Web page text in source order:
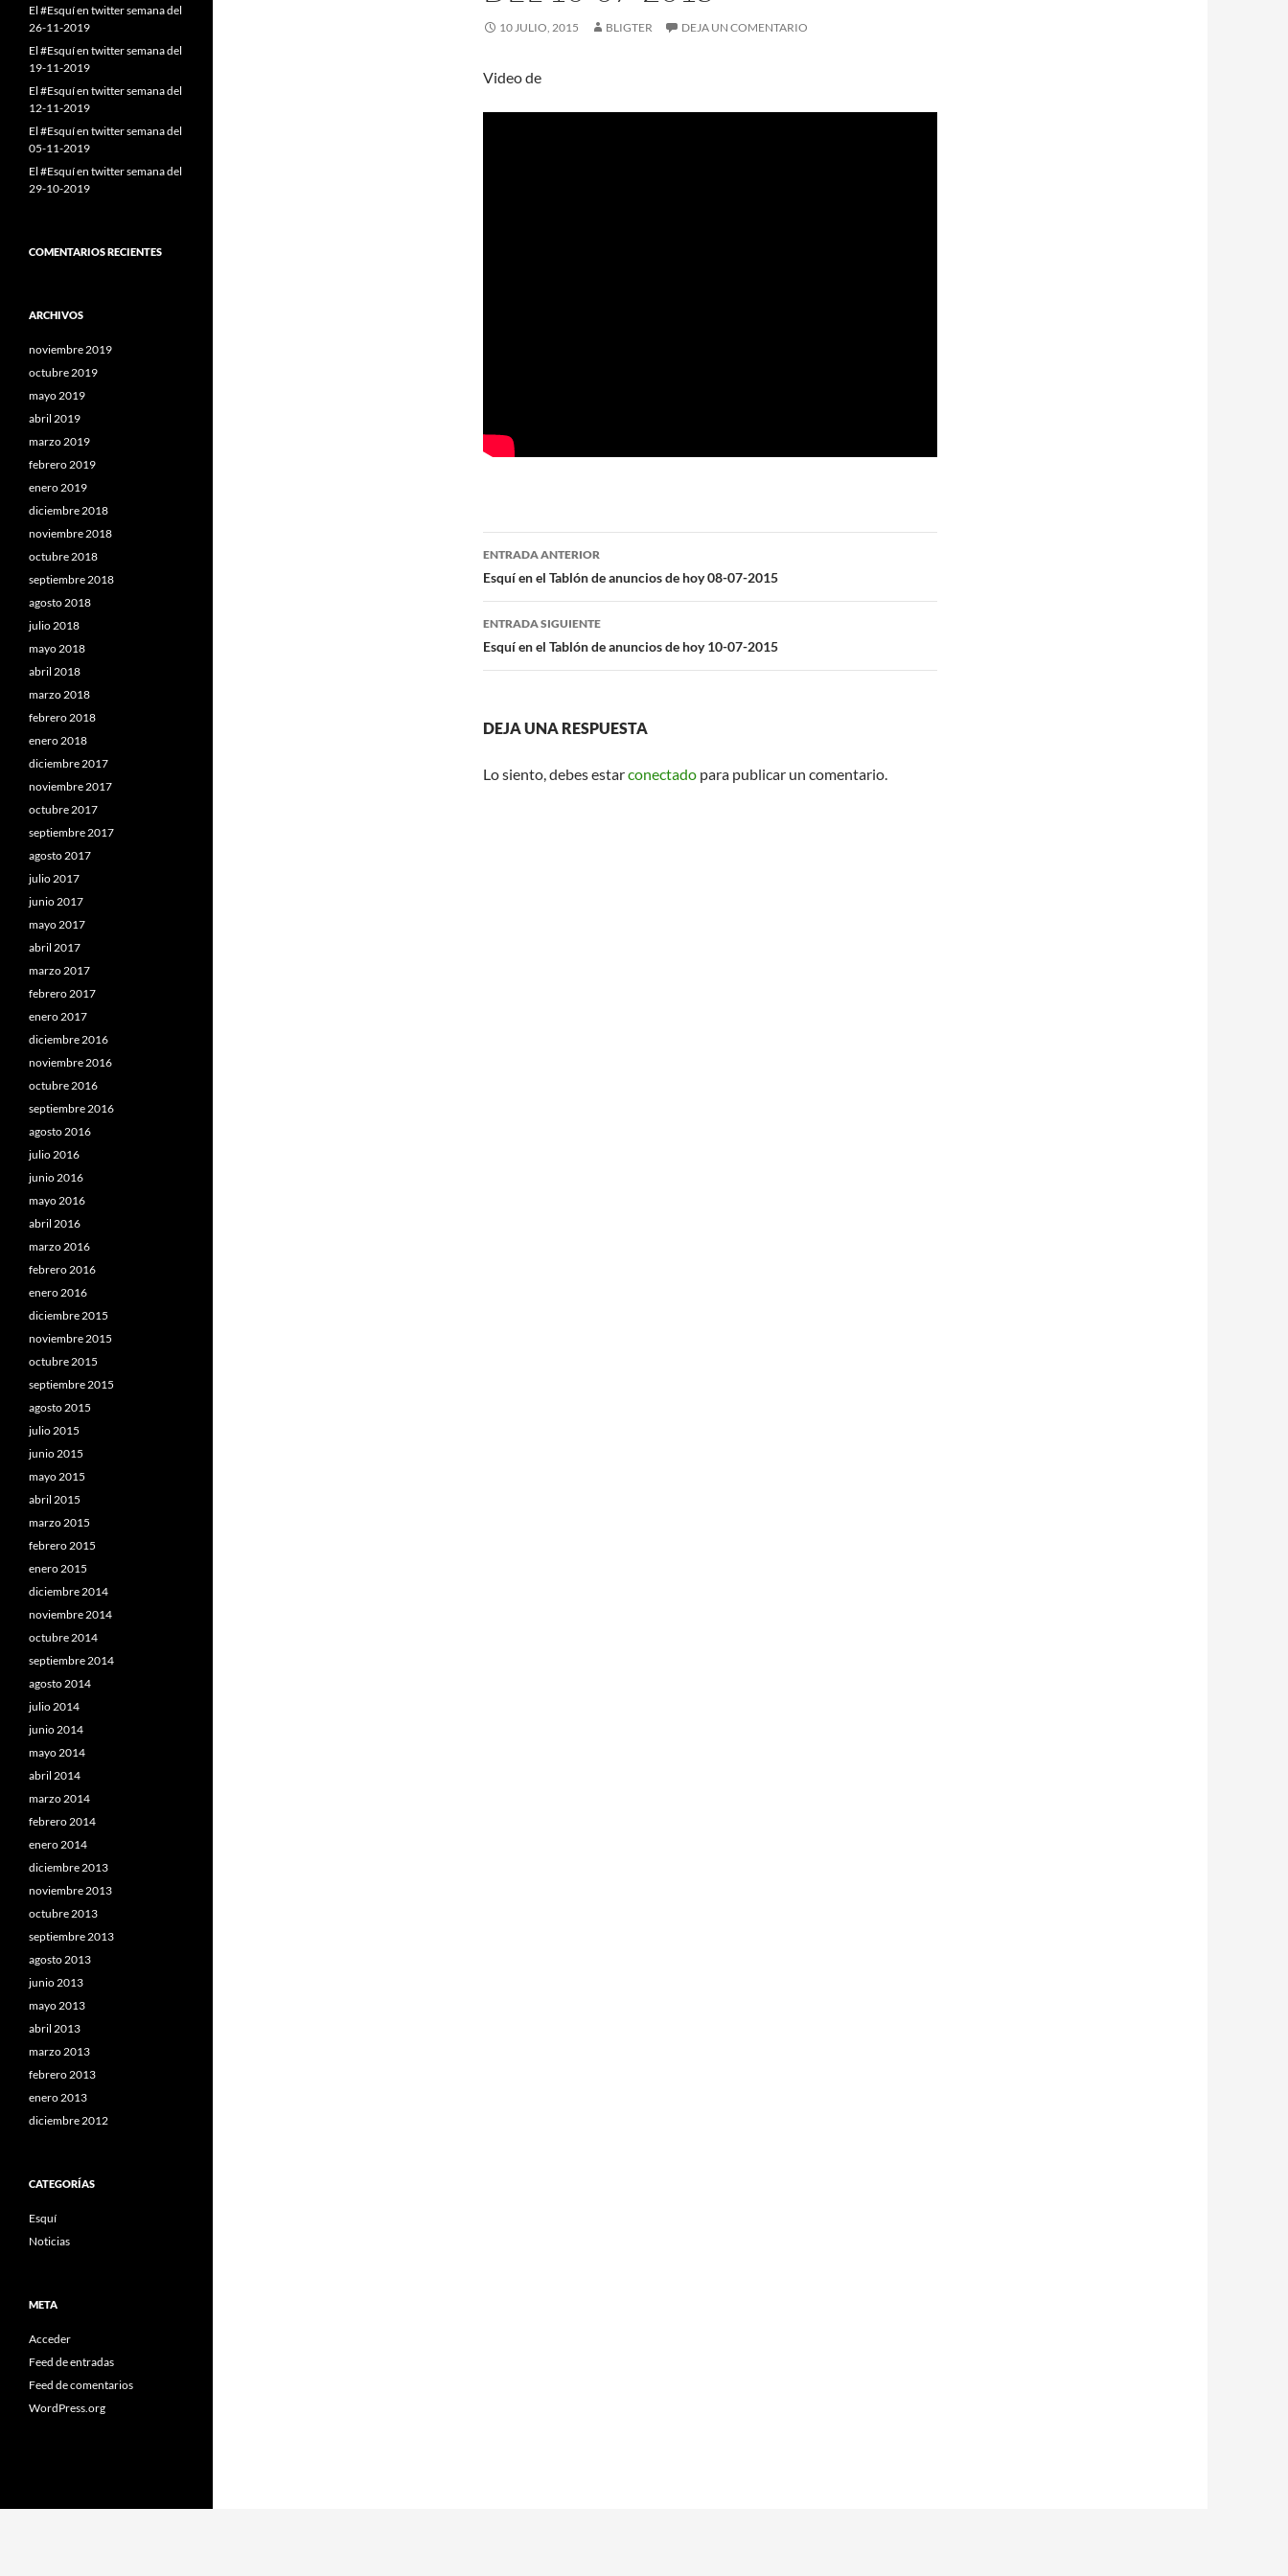
10 JULIO, 2015 BLIGTER DEJA UN COMENTARIO
Video de
Navegación
de
entradas
ENTRADA ANTERIOR
Esquí en el Tablón de anuncios de hoy 08-07-2015
ENTRADA SIGUIENTE
Esquí en el Tablón de anuncios de hoy 10-07-2015
DEJA UNA RESPUESTA
Lo siento, debes estarconectado para publicar un comentario.
El #Esquí en twitter semana del
26-11-2019
El #Esquí en twitter semana del
19-11-2019
El #Esquí en twitter semana del
12-11-2019
El #Esquí en twitter semana del
05-11-2019
El #Esquí en twitter semana del
29-10-2019
COMENTARIOS RECIENTES
ARCHIVOS
noviembre 2019
octubre 2019
mayo 2019
abril 2019
marzo 2019
febrero 2019
enero 2019
diciembre 2018
noviembre 2018
octubre 2018
septiembre 2018
agosto 2018
julio 2018
mayo 2018
abril 2018
marzo 2018
febrero 2018
enero 2018
diciembre 2017
noviembre 2017
octubre 2017
septiembre 2017
agosto 2017
julio 2017
junio 2017
mayo 2017
abril 2017
marzo 2017
febrero 2017
enero 2017
diciembre 2016
noviembre 2016
octubre 2016
septiembre 2016
agosto 2016
julio 2016
junio 2016
mayo 2016
abril 2016
marzo 2016
febrero 2016
enero 2016
diciembre 2015
noviembre 2015
octubre 2015
septiembre 2015
agosto 2015
julio 2015
junio 2015
mayo 2015
abril 2015
marzo 2015
febrero 2015
enero 2015
diciembre 2014
noviembre 2014
octubre 2014
septiembre 2014
agosto 2014
julio 2014
junio 2014
mayo 2014
abril 2014
marzo 2014
febrero 2014
enero 2014
diciembre 2013
noviembre 2013
octubre 2013
septiembre 2013
agosto 2013
junio 2013
mayo 2013
abril 2013
marzo 2013
febrero 2013
enero 2013
diciembre 2012
CATEGORÍAS
Esquí
Noticias
META
Acceder
Feed de entradas
Feed de comentarios
WordPress.org